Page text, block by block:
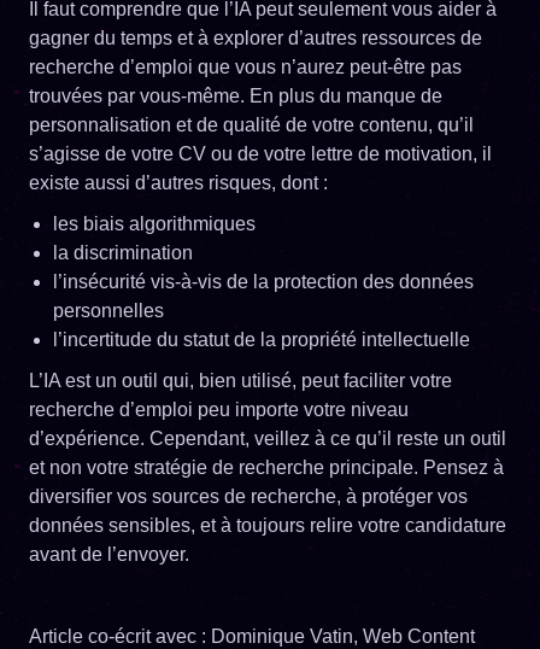
Il faut comprendre que l’IA peut seulement vous aider à
gagner du temps et à explorer d’autres ressources de
recherche d’emploi que vous n’aurez peut-être pas
trouvées par vous-même. En plus du manque de
personnalisation et de qualité de votre contenu, qu’il
s’agisse de votre CV ou de votre lettre de motivation, il
existe aussi d’autres risques, dont :
les biais algorithmiques
la discrimination
l’insécurité vis-à-vis de la protection des données
personnelles
l’incertitude du statut de la propriété intellectuelle
L’IA est un outil qui, bien utilisé, peut faciliter votre
recherche d’emploi peu importe votre niveau
d’expérience. Cependant, veillez à ce qu’il reste un outil
et non votre stratégie de recherche principale. Pensez à
diversifier vos sources de recherche, à protéger vos
données sensibles, et à toujours relire votre candidature
avant de l’envoyer.
Article co-écrit avec : Dominique Vatin, Web Content